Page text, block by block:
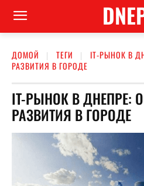
ДОМОЙ ТЕГИ
IT-РЫНОК В
РАЗВИТИЯ В ГОРОДЕ
IT-РЫНОК В ДНЕПРЕ:
РАЗВИТИЯ В ГОРОДЕ